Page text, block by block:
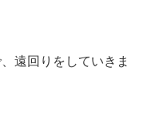
遠回りをしていきま